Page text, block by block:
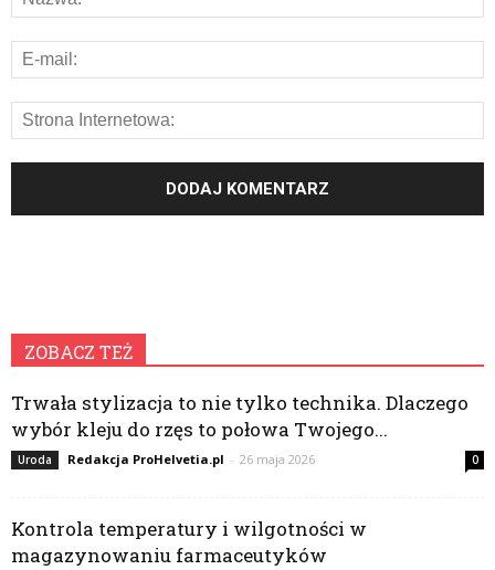
ZOBACZ TEŻ
Trwała stylizacja to nie tylko technika. Dlaczego
wybór kleju do rzęs to połowa Twojego...
Uroda Redakcja ProHelvetia.pl - 26 maja 2026 0
Kontrola temperatury i wilgotności w
magazynowaniu farmaceutyków